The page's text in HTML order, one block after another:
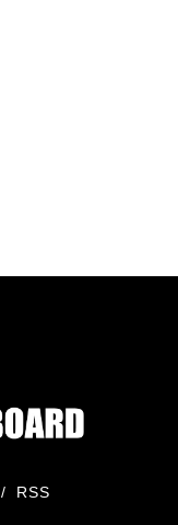
/ RSS